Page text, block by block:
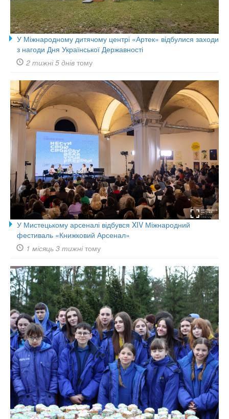
У Міжнародному дитячому центрі «Артек» відбулися заходи
з нагоди Дня Української Державності
2 тижні 5 днів тому
У Мистецькому арсеналі відбувся XIV Міжнародний
фестиваль «Книжковий Арсенал»
1 місяць 3 тижнітому